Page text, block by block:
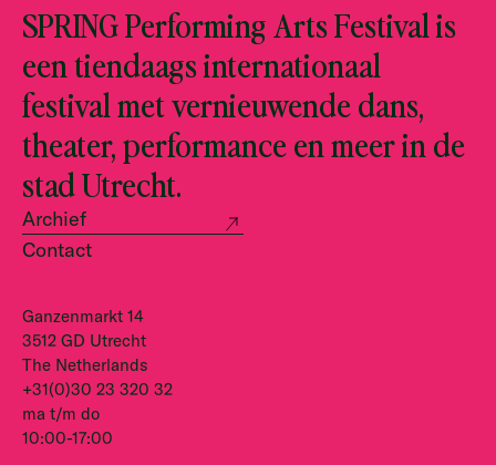
SPRING Performing Arts Festival is
een tiendaags internationaal
festival met vernieuwende dans,
theater, performance en meer in de
stad Utrecht.
Archief
Contact
Ganzenmarkt 14
3512 GD Utrecht
The Netherlands
+31(0)30 23 320 32
ma t/m do
10:00-17:00